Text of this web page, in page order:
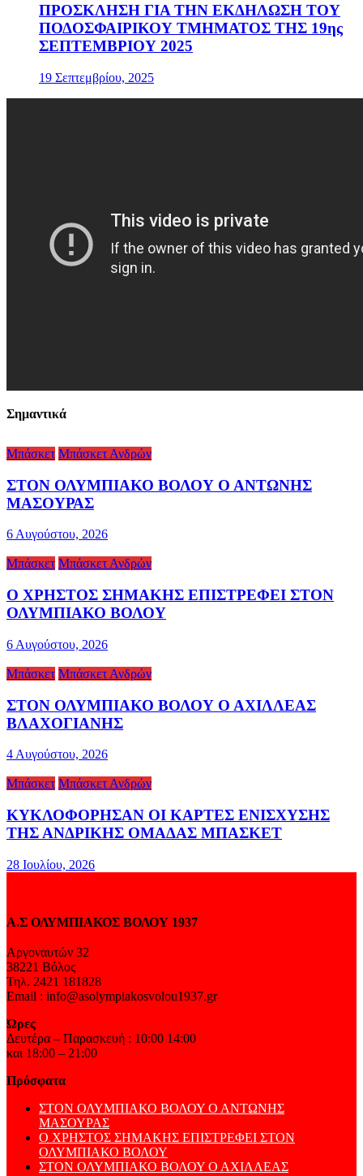
ΠΡΟΣΚΛΗΣΗ ΓΙΑ ΤΗΝ ΕΚΔΗΛΩΣΗ ΤΟΥ
ΠΟΔΟΣΦΑΙΡΙΚΟΥ ΤΜΗΜΑΤΟΣ ΤΗΣ 19ης
ΣΕΠΤΕΜΒΡΙΟΥ 2025
19 Σεπτεμβρίου, 2025
Σημαντικά
Μπάσκετ Μπάσκετ Ανδρών
ΣΤΟΝ ΟΛΥΜΠΙΑΚΟ ΒΟΛΟΥ Ο ΑΝΤΩΝΗΣ
ΜΑΣΟΥΡΑΣ
6 Αυγούστου, 2026
Μπάσκετ Μπάσκετ Ανδρών
Ο ΧΡΗΣΤΟΣ ΣΗΜΑΚΗΣ ΕΠΙΣΤΡΕΦΕΙ ΣΤΟΝ
ΟΛΥΜΠΙΑΚΟ ΒΟΛΟΥ
6 Αυγούστου, 2026
Μπάσκετ Μπάσκετ Ανδρών
ΣΤΟΝ ΟΛΥΜΠΙΑΚΟ ΒΟΛΟΥ Ο ΑΧΙΛΛΕΑΣ
ΒΛΑΧΟΓΙΑΝΗΣ
4 Αυγούστου, 2026
Μπάσκετ Μπάσκετ Ανδρών
ΚΥΚΛΟΦΟΡΗΣΑΝ ΟΙ ΚΑΡΤΕΣ ΕΝΙΣΧΥΣΗΣ
ΤΗΣ ΑΝΔΡΙΚΗΣ ΟΜΑΔΑΣ ΜΠΑΣΚΕΤ
28 Ιουλίου, 2026
Α.Σ ΟΛΥΜΠΙΑΚΟΣ ΒΟΛΟΥ 1937
Αργοναυτών 32
38221 Βόλος
Τηλ. 2421 181828
Email : info@asolympiakosvolou1937.gr
Ώρες
Δευτέρα – Παρασκευή : 10:00 14:00
και 18:00 – 21:00
Πρόσφατα
ΣΤΟΝ ΟΛΥΜΠΙΑΚΟ ΒΟΛΟΥ Ο ΑΝΤΩΝΗΣ
ΜΑΣΟΥΡΑΣ
Ο ΧΡΗΣΤΟΣ ΣΗΜΑΚΗΣ ΕΠΙΣΤΡΕΦΕΙ ΣΤΟΝ
ΟΛΥΜΠΙΑΚΟ ΒΟΛΟΥ
ΣΤΟΝ ΟΛΥΜΠΙΑΚΟ ΒΟΛΟΥ Ο ΑΧΙΛΛΕΑΣ